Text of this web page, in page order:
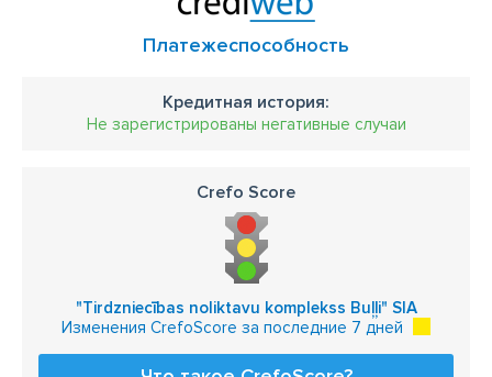
Платежеспособность
Кредитная история:
Не зарегистрированы негативные случаи
Crefo Score
"Tirdzniecības noliktavu komplekss Buļļi" SIA
Изменения CrefoScore за последние 7 дней